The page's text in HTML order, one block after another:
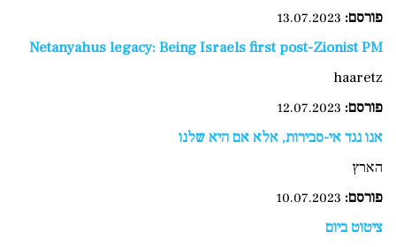
פורסם:
Netanyahus legacy: Being Israels first post-Zionist PM
haaretz
פורסם:
אנו נגד אי-סבירות, אלא אם היא שלנו
הארץ
פורסם:
ציטוט ביום